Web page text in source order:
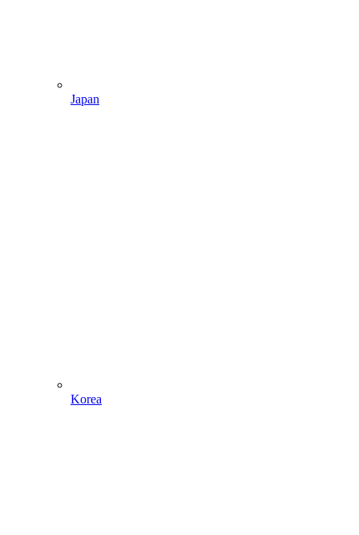
Japan
Korea